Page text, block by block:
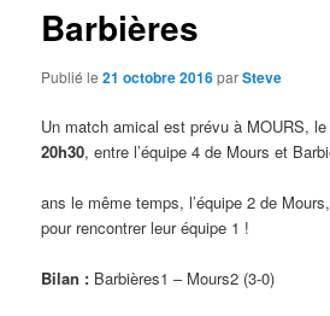
Barbières
Publié le21 octobre 2016parSteve
Un match amical est prévu à MOURS, le
20h30, entre l’équipe 4 de Mours et
ans le même temps, l’équipe 2 de
pour rencontrer leur équipe 1 !
Bilan : Barbières1 – Mours2 (3-0)